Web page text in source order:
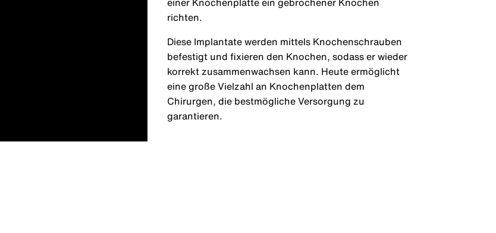
richten.
Diese Implantate werden mittels Knochenschrauben
befestigt und fixieren den Knochen, sodass er wieder
korrekt zusammenwachsen kann. Heute ermöglicht
eine große Vielzahl an Knochenplatten dem
Chirurgen, die bestmögliche Versorgung zu
garantieren.